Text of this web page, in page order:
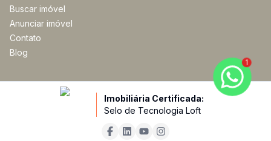
Buscar imóvel
Anunciar imóvel
Contato
Blog
Imobiliária Certificada:
Selo de Tecnologia Loft
1